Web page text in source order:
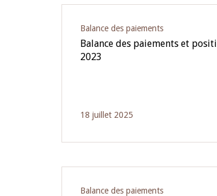
Balance des paiements
Balance des paiements et
2023
18 juillet 2025
Balance des paiements